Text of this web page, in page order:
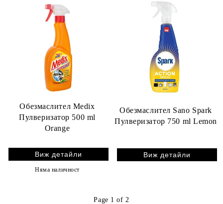
Обезмаслител Medix
Пулверизатор 500 ml
Orange
Виж детайли
Няма наличност
Обезмаслител Sano Spark
Пулверизатор 750 ml Lemon
Виж детайли
Page 1 of 2